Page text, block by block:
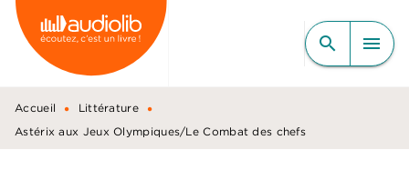
MENU RECHERCHE
CONTENU
PIED DE PAGE
search menu
Accueil • Littérature •
Astérix aux Jeux Olympiques/Le Combat des chefs